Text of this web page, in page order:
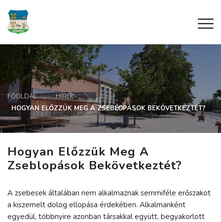
FŐOLDAL
HÍREK
HOGYAN ELŐZZÜK MEG A ZSEBLOPÁSOK BEKÖVETKEZTÉT?
Hogyan Előzzük Meg A
Zseblopások Bekövetkeztét?
A zsebesek általában nem alkalmaznak semmiféle erőszakot
a kiszemelt dolog ellopása érdekében. Alkalmanként
egyedül, többnyire azonban társakkal együtt, begyakorlott